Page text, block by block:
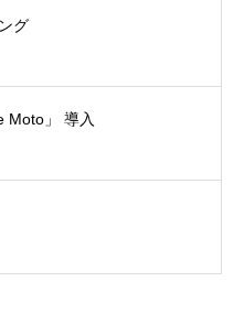
グ
Moto」 導入